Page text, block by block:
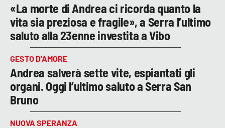
«La morte di Andrea ci ricorda quanto la
vita sia preziosa e fragile», a Serra l’ultimo
saluto alla 23enne investita a Vibo
GESTO D’AMORE
Andrea salverà sette vite, espiantati gli
organi. Oggi l’ultimo saluto a Serra San
Bruno
NUOVA SPERANZA